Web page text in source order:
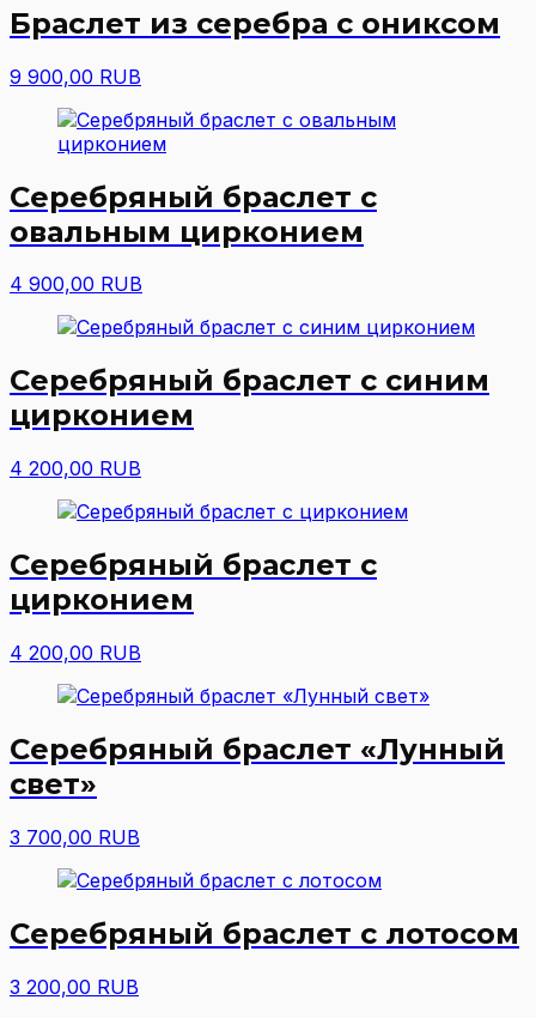
Браслет из серебра с ониксом
9 900,00 RUB
Серебряный браслет с
овальным цирконием
4 900,00 RUB
Серебряный браслет с синим
цирконием
4 200,00 RUB
Серебряный браслет с
цирконием
4 200,00 RUB
Серебряный браслет «Лунный
свет»
3 700,00 RUB
Серебряный браслет с лотосом
3 200,00 RUB